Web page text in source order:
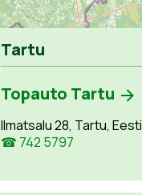
Leaflet
Tartu
Topauto Tartu
Ilmatsalu 28, Tartu, Eesti
☎ 742 5797